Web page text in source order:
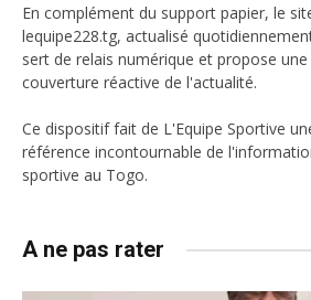
En complément du support papier, le
lequipe228.tg, actualisé
sert de relais numérique et propose une
couverture réactive de l'actualité.
Ce dispositif fait de L'Equipe Sportive
référence incontournable de
sportive au Togo.
A ne pas rater